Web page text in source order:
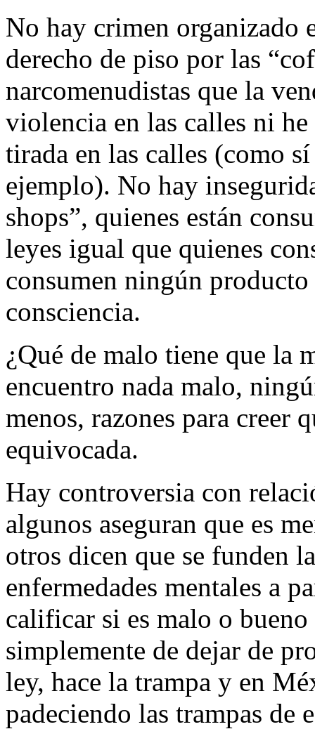
No hay crimen organizado
derecho de piso por las
narcomenudistas que la
violencia en las calles ni
tirada en las calles (como
ejemplo). No hay
shops”, quienes están
leyes igual que quienes
consumen ningún
consciencia.
¿Qué de malo tiene que la
encuentro nada malo,
menos, razones para creer
equivocada.
Hay controversia con
algunos aseguran que es
otros dicen que se funden
enfermedades mentales a
calificar si es malo o
simplemente de dejar de
ley, hace la trampa y en
padeciendo las trampas